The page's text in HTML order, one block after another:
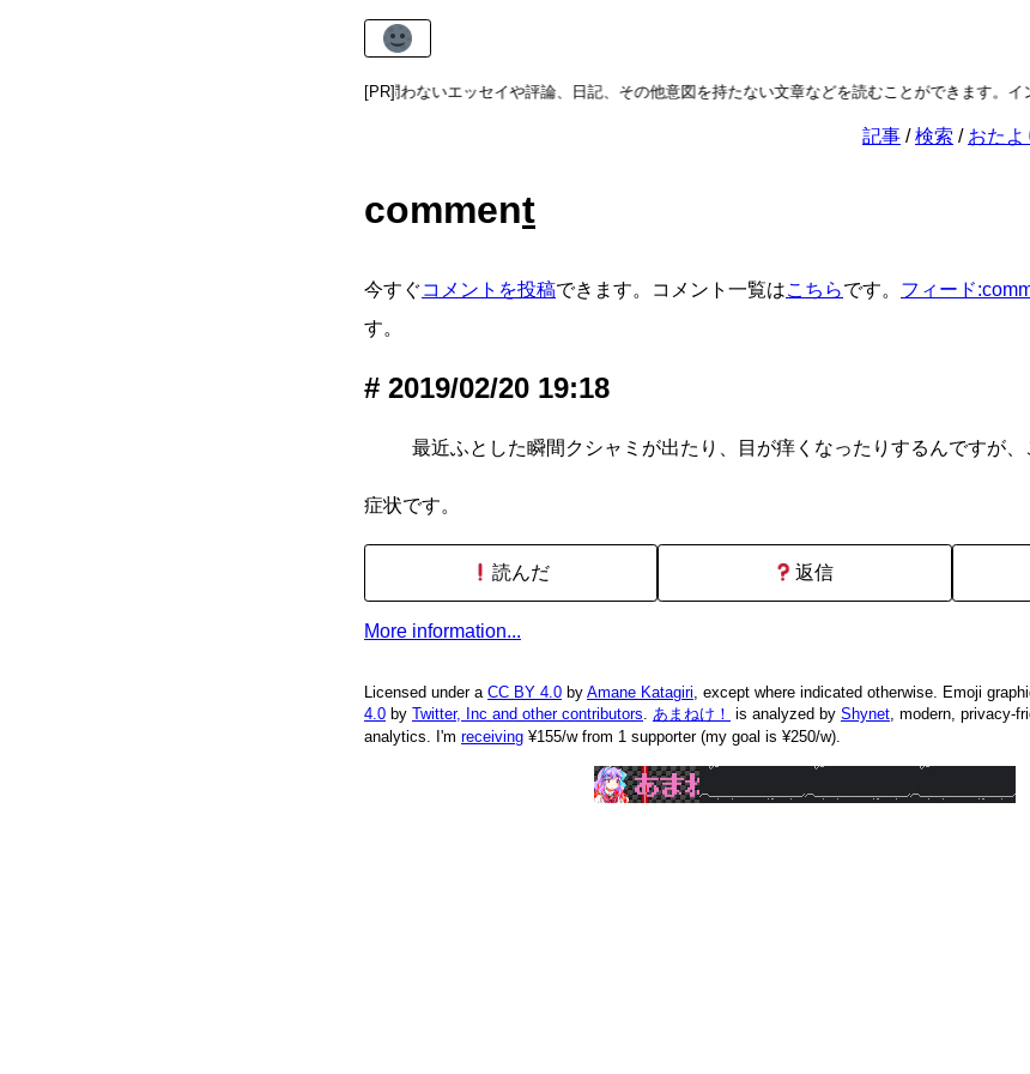
[PR]
では、虚実を問わないエッセイや評論、日記、その他意図を持たない文章などを読むことができます。イ
記事 検索 おたよ
comment
今すぐコメントを投稿できます。コメント一覧はこちらです。 フィード
す。
2019/02/20 19:18
最近ふとした瞬間クシャミが出たり、目が痒くなったりするんですが
症状です。
読んだ 返信
More information...
Licensed under a CC BY 4.0 by Amane Katagiri, except where indicated otherwise. Emoji
4.0 by Twitter, Inc and other contributors. あまねけ！ is analyzed by Shynet, modern, privacy-
analytics. I'm receiving ¥155/w from 1 supporter (my goal is ¥250/w).